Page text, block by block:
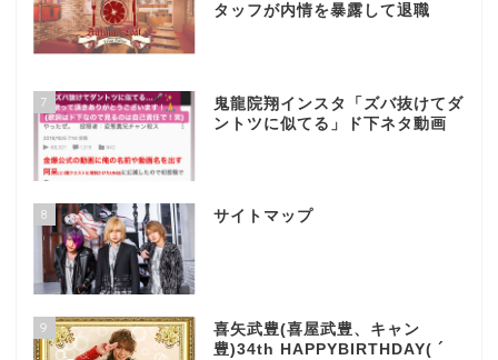
タッフが内情を暴露して退職
7
鬼龍院翔インスタ「ズバ抜けてダ
ントツに似てる」ド下ネタ動画
8 サイトマップ
9
喜矢武豊(喜屋武豊、キャン
豊)34th HAPPYBIRTHDAY( ´